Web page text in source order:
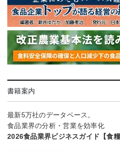
書籍案内
最新5万社のデータベース。
食品業界の分析・営業を効率化
2026食品業界ビジネスガイド【食糧